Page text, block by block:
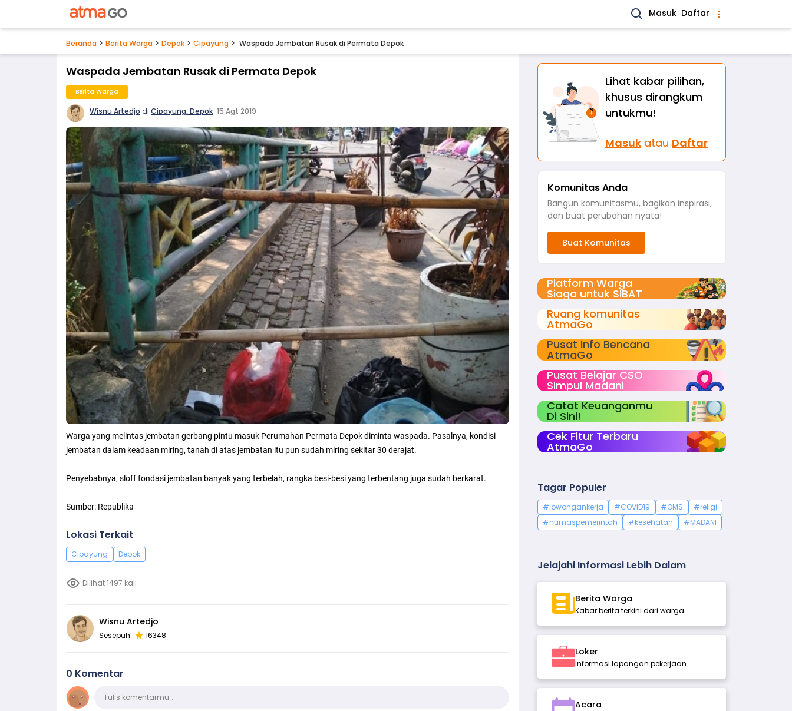
Masuk Daftar
Beranda Berita Warga Depok Cipayung Waspada Jembatan Rusak di Permata Depok
Waspada Jembatan Rusak di Permata Depok
Berita Warga
Wisnu Artedjo di Cipayung, Depok. 15 Agt 2019
Warga yang melintas jembatan gerbang pintu masuk Perumahan Permata Depok diminta waspada. Pasalnya, kondisi
jembatan dalam keadaan miring, tanah di atas jembatan itu pun sudah miring sekitar 30 derajat.
Penyebabnya, sloff fondasi jembatan banyak yang terbelah, rangka besi-besi yang terbentang juga sudah berkarat.
Sumber: Republika
Lokasi Terkait
Cipayung Depok
Dilihat 1497 kali
Wisnu Artedjo
Sesepuh 16348
0 Komentar
KomentarTulis komentarmu…
Lihat kabar pilihan,
khusus dirangkum
untukmu!
Masuk atau Daftar
Komunitas Anda
Bangun komunitasmu, bagikan inspirasi,
dan buat perubahan nyata!
Buat Komunitas
Platform Warga
Siaga untuk SIBAT
Ruang komunitas
AtmaGo
Pusat Info Bencana
AtmaGo
Pusat Belajar CSO
Simpul Madani
Catat Keuanganmu
Di Sini!
Cek Fitur Terbaru
AtmaGo
Tagar Populer
#lowongankerja #COVID19 #OMS
#religi
#humaspemerintah
#kesehatan #MADANI
Jelajahi Informasi Lebih Dalam
Berita Warga
Kabar berita terkini dari warga
Loker
Informasi lapangan pekerjaan
Acara